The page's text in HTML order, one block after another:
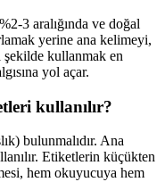
3 aralığında ve doğal
yerine ana kelimeyi,
şekilde kullanmak en
yol açar.
kullanılır?
bulunmalıdır. Ana
Etiketlerin küçükten
hem okuyucuya hem